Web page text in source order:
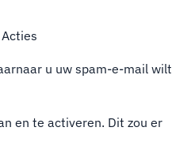
u uw spam-e-mail wilt
en te activeren. Dit zou er